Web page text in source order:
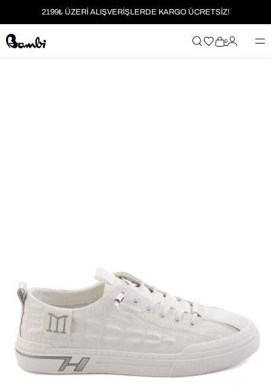
2199₺ ÜZERİ ALIŞVERİŞLERDE KARGO ÜCRETSİZ!
MOBİL UYGULAMAYA ÖZEL İLK ALIŞVERİŞİNİZE %5 İNDİRİM
0